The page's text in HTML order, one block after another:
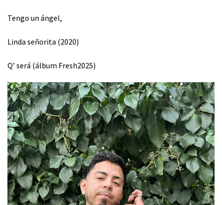
Tengo un ángel,
Linda señorita (2020)
Q’ será (álbum Fresh2025)